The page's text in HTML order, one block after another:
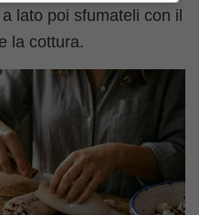
lato poi sfumateli con il
la cottura.